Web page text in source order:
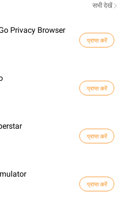
सभी देखें
Privacy Browser
प्राप्त करें
प्राप्त करें
प्राप्त करें
प्राप्त करें